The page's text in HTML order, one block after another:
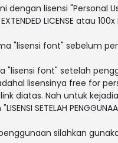
dengan lisensi "Personal
LICENSE atau
"lisensi font" sebelum
"lisensi font" setelah
lisensinya free for
diatas. Nah untuk
SETELAH
silahkan